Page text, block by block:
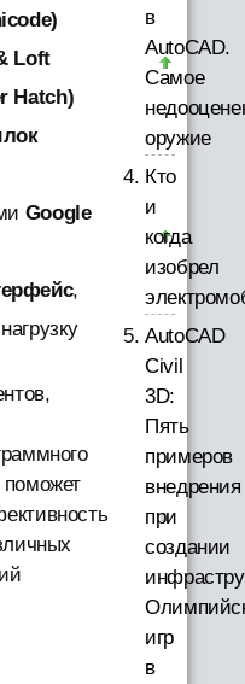
Loft
Hatch)
Google
,
в
AutoCAD.
Самое
оружие
Кто
и
когда
изобрел
AutoCAD
Civil
3D:
Пять
примеров
внедрения
при
создании
игр
в